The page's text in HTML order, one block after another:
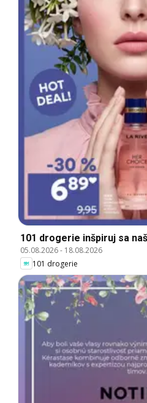
101 drogerie inšpiruj sa
05.08.2026- 18.08.2026
101 drogerie